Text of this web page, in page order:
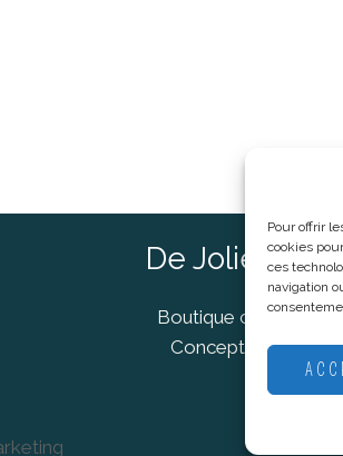
Pour offrir
cookies
ces
navigation
De Jolies
Boutique cadeaux
Concept Store